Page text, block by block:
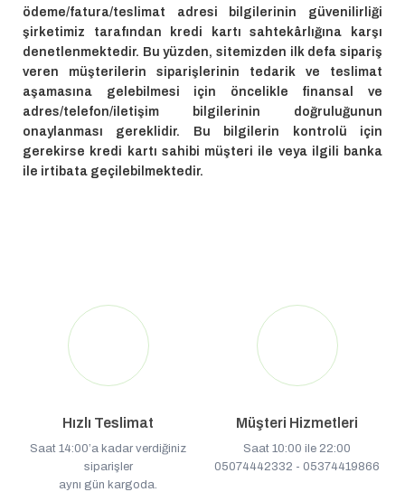
ödeme/fatura/teslimat adresi bilgilerinin güvenilirliği
şirketimiz tarafından kredi kartı sahtekârlığına karşı
denetlenmektedir. Bu yüzden, sitemizden ilk defa sipariş
veren müşterilerin siparişlerinin tedarik ve teslimat
aşamasına gelebilmesi için öncelikle finansal ve
adres/telefon/iletişim bilgilerinin doğruluğunun
onaylanması gereklidir. Bu bilgilerin kontrolü için
gerekirse kredi kartı sahibi müşteri ile veya ilgili banka
ile irtibata geçilebilmektedir.
Hızlı Teslimat
Saat 14:00’a kadar verdiğiniz
siparişler
aynı gün kargoda.
Müşteri Hizmetleri
Saat 10:00 ile 22:00
05074442332 - 05374419866